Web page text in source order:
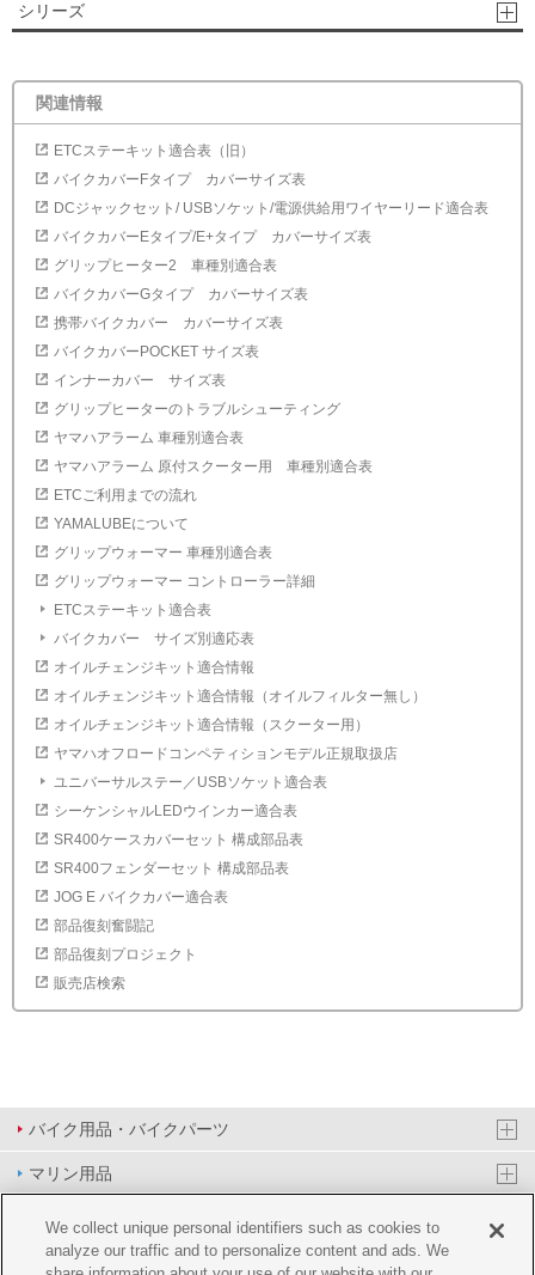
シリーズ
関連情報
ETCステーキット適合表（旧）
バイクカバーFタイプ カバーサイズ表
DCジャックセット/ USBソケット/電源供給用ワイヤーリード適合表
バイクカバーEタイプ/E+タイプ カバーサイズ表
グリップヒーター2 車種別適合表
バイクカバーGタイプ カバーサイズ表
携帯バイクカバー カバーサイズ表
バイクカバーPOCKET サイズ表
インナーカバー サイズ表
グリップヒーターのトラブルシューティング
ヤマハアラーム 車種別適合表
ヤマハアラーム 原付スクーター用 車種別適合表
ETCご利用までの流れ
YAMALUBEについて
グリップウォーマー 車種別適合表
グリップウォーマー コントローラー詳細
ETCステーキット適合表
バイクカバー サイズ別適応表
オイルチェンジキット適合情報
オイルチェンジキット適合情報（オイルフィルター無し）
オイルチェンジキット適合情報（スクーター用）
ヤマハオフロードコンペティションモデル正規取扱店
ユニバーサルステー／USBソケット適合表
シーケンシャルLEDウインカー適合表
SR400ケースカバーセット 構成部品表
SR400フェンダーセット 構成部品表
JOG E バイクカバー適合表
部品復刻奮闘記
部品復刻プロジェクト
販売店検索
バイク用品・バイクパーツ
マリン用品
PAS/YPJ用品
その他用品
We collect unique personal identifiers such as cookies to
analyze our traffic and to personalize content and ads. We